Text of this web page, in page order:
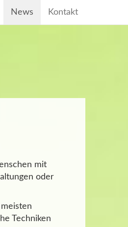
News Kontakt
mit
oder
Techniken